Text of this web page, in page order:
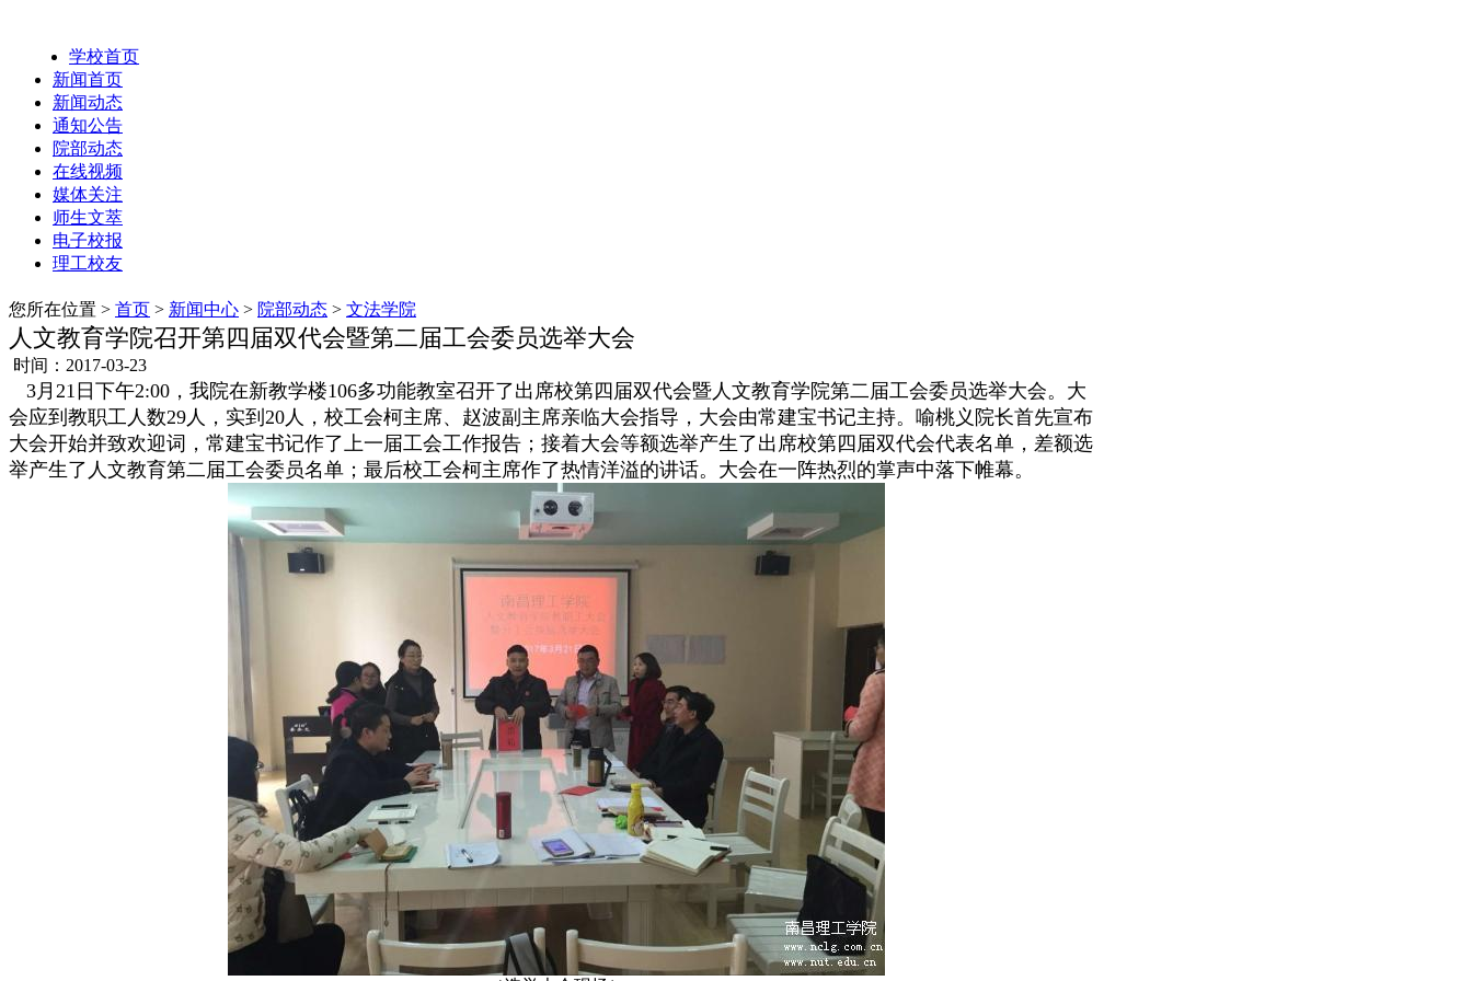
学校首页
新闻首页
新闻动态
通知公告
院部动态
在线视频
媒体关注
师生文萃
电子校报
理工校友
您所在位置 > 首页 > 新闻中心 > 院部动态 > 文法学院
人文教育学院召开第四届双代会暨第二届工会委员选举大会
时间：2017-03-23
3月21日下午2:00，我院在新教学楼106多功能教室召开了出席校第四届双代会暨人文教育学院第二届工会委员选举大会。大
会应到教职工人数29人，实到20人，校工会柯主席、赵波副主席亲临大会指导，大会由常建宝书记主持。喻桃义院长首先宣布
大会开始并致欢迎词，常建宝书记作了上一届工会工作报告；接着大会等额选举产生了出席校第四届双代会代表名单，差额选
举产生了人文教育第二届工会委员名单；最后校工会柯主席作了热情洋溢的讲话。大会在一阵热烈的掌声中落下帷幕。